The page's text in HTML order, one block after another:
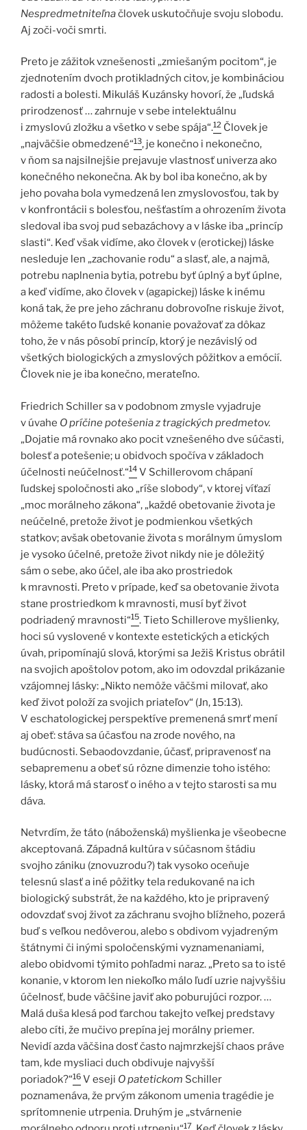
Nespredmetniteľnačlovek uskutočňuje svoju slobodu.
Aj zoči-voči smrti.
Preto je zážitok vznešenosti „zmiešaným pocitom“, je
zjednotením dvoch protikladných citov, je kombináciou
radosti a bolesti. Mikuláš Kuzánsky hovorí, že „ľudská
prirodzenosť … zahrnuje v sebe intelektuálnu
i zmyslovú zložku a všetko v sebe spája“.12 Človek je
„najväčšie obmedzené“13, je konečno i nekonečno,
v ňom sa najsilnejšie prejavuje vlastnosť univerza ako
konečného nekonečna. Ak by bol iba konečno, ak by
jeho povaha bola vymedzená len zmyslovosťou, tak by
v konfrontácii s bolesťou, nešťastím a ohrozením života
sledoval iba svoj pud sebazáchovy a v láske iba „princíp
slasti“. Keď však vidíme, ako človek v (erotickej) láske
nesleduje len „zachovanie rodu“ a slasť, ale, a najmä,
potrebu naplnenia bytia, potrebu byť úplný a byť úplne,
a keď vidíme, ako človek v (agapickej) láske k inému
koná tak, že pre jeho záchranu dobrovoľne riskuje život,
môžeme takéto ľudské konanie považovať za dôkaz
toho, že v nás pôsobí princíp, ktorý je nezávislý od
všetkých biologických a zmyslových pôžitkov a emócií.
Človek nie je iba konečno, merateľno.
Friedrich Schiller sa v podobnom zmysle vyjadruje
v úvahe O príčine potešenia z tragických predmetov.
„Dojatie má rovnako ako pocit vznešeného dve súčasti,
bolesť a potešenie; u obidvoch spočíva v základoch
účelnosti neúčelnosť.“14 V Schillerovom chápaní
ľudskej spoločnosti ako „ríše slobody“, v ktorej víťazí
„moc morálneho zákona“, „každé obetovanie života je
neúčelné, pretože život je podmienkou všetkých
statkov; avšak obetovanie života s morálnym úmyslom
je vysoko účelné, pretože život nikdy nie je dôležitý
sám o sebe, ako účel, ale iba ako prostriedok
k mravnosti. Preto v prípade, keď sa obetovanie života
stane prostriedkom k mravnosti, musí byť život
podriadený mravnosti“15. Tieto Schillerove myšlienky,
hoci sú vyslovené v kontexte estetických a etických
úvah, pripomínajú slová, ktorými sa Ježiš Kristus obrátil
na svojich apoštolov potom, ako im odovzdal prikázanie
vzájomnej lásky: „Nikto nemôže väčšmi milovať, ako
keď život položí za svojich priateľov“ (Jn, 15:13).
V eschatologickej perspektíve premenená smrť mení
aj obeť: stáva sa účasťou na zrode nového, na
budúcnosti. Sebaodovzdanie, účasť, pripravenosť na
sebapremenu a obeť sú rôzne dimenzie toho istého:
lásky, ktorá má starosť o iného a v tejto starosti sa mu
dáva.
Netvrdím, že táto (náboženská) myšlienka je všeobecne
akceptovaná. Západná kultúra v súčasnom štádiu
svojho zániku (znovuzrodu?) tak vysoko oceňuje
telesnú slasť a iné pôžitky tela redukované na ich
biologický substrát, že na každého, kto je pripravený
odovzdať svoj život za záchranu svojho blížneho, pozerá
buď s veľkou nedôverou, alebo s obdivom vyjadreným
štátnymi či inými spoločenskými vyznamenaniami,
alebo obidvomi týmito pohľadmi naraz. „Preto sa to isté
konanie, v ktorom len niekoľko málo ľudí uzrie najvyššiu
účelnosť, bude väčšine javiť ako poburujúci rozpor. …
Malá duša klesá pod ťarchou takejto veľkej predstavy
alebo cíti, že mučivo prepína jej morálny priemer.
Nevidí azda väčšina dosť často najmrzkejší chaos práve
tam, kde mysliaci duch obdivuje najvyšší
poriadok?“16 V eseji O patetickom Schiller
poznamenáva, že prvým zákonom umenia tragédie je
sprítomnenie utrpenia. Druhým je „stvárnenie
17